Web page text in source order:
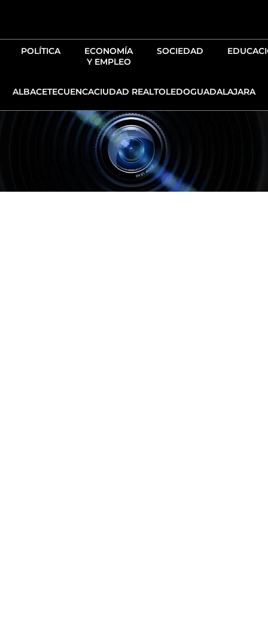
POLÍTICA
ECONOMÍA
Y EMPLEO
SOCIEDAD
ALBACETECUENCACIUDAD REALTOLEDOGUADALAJARA